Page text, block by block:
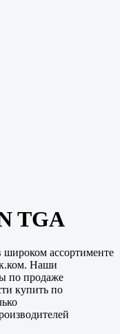
TGA
широком ассортименте
Наши
по продаже
купить по